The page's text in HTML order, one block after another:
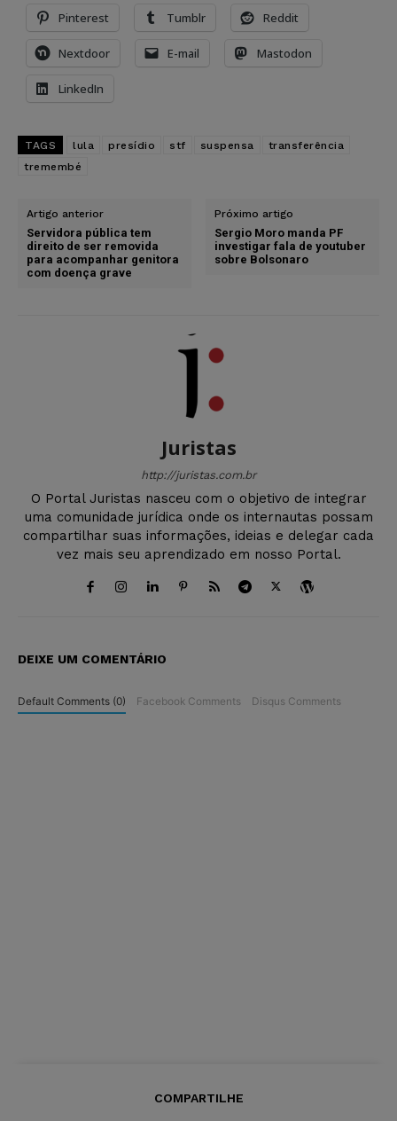
Pinterest Tumblr Reddit
Nextdoor E-mail Mastodon
LinkedIn
TAGS lula presídio stf suspensa
transferência
tremembé
Artigo anterior
Servidora pública tem
direito de ser removida
para acompanhar genitora
com doença grave
Próximo artigo
Sergio Moro manda PF
investigar fala de youtuber
sobre Bolsonaro
Juristas
http://juristas.com.br
O Portal Juristas nasceu com o objetivo de integrar
uma comunidade jurídica onde os internautas possam
compartilhar suas informações, ideias e delegar cada
vez mais seu aprendizado em nosso Portal.
DEIXE UM COMENTÁRIO
Default Comments (0) Facebook Comments Disqus Comments
COMPARTILHE